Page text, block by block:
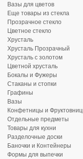
Вазы для цветов
Еще товары из стекла
Прозрачное стекло
Цветное стекло
Хрусталь
Хрусталь Прозрачный
Хрусталь с золотом
Цветной хрусталь
Бокалы и Фужеры
Стаканы и стопки
Графины
Вазы
Конфетницы и
Отдельные предметы
Товары для кухни
Разделочные доски
Баночки и Контейнеры
Формы для выпечки